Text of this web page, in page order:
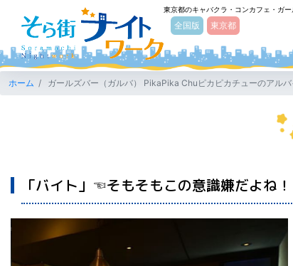
そら街ナイトワーク
東京都のキャバクラ・コンカフェ・ガ
全国版 東京都
ホーム ガールズバー（ガルバ） PikaPika Chuピカピカチューのアルバ
「バイト」☜そもそもこの意識嫌だよね